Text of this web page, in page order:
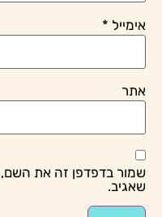
אימייל *
אתר
שמור בדפדפן זה את השם,
שאגיב.